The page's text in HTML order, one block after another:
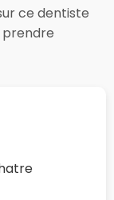
ce dentiste
prendre